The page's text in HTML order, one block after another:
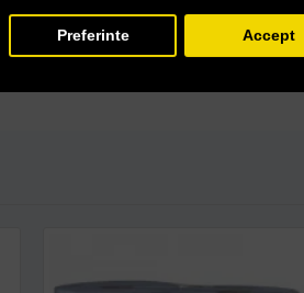
Preferinte Accept